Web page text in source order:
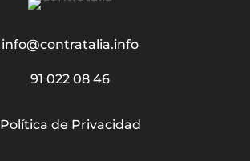
info@contratalia.info
91 022 08 46
Política de Privacidad